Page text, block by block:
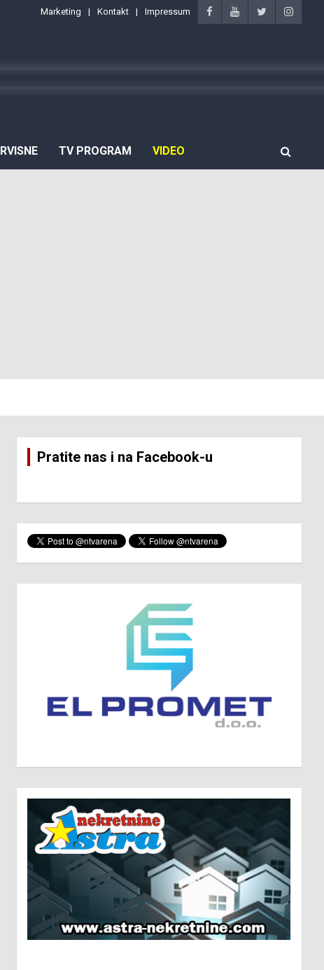
Marketing Kontakt Impressum
TV PROGRAM VIDEO
Pratite nas i na Facebook-u